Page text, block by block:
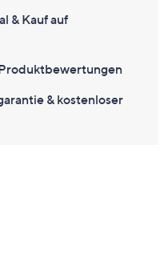
& Kauf auf
& kostenloser